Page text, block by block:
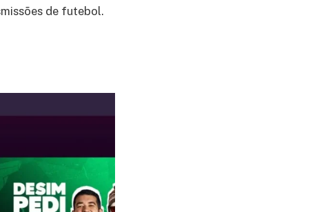
de futebol.